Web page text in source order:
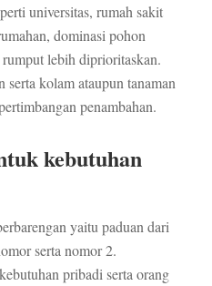
universitas, rumah sakit
dominasi pohon
lebih diprioritaskan.
serta kolam ataupun tanaman
penambahan.
kebutuhan
yaitu paduan dari
serta nomor 2.
pribadi serta orang